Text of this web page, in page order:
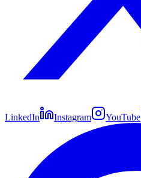
LinkedIn Instagram YouTube